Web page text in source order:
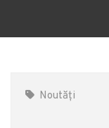
Noutăți